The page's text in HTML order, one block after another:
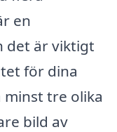
en
det är viktigt
för dina
tre olika
bild av